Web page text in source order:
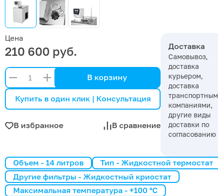
Цена
210 600 руб.
В корзину
Купить в один клик | Консультация
В избранное В сравнение
Доставка
Самовывоз,
доставка
курьером,
доставка
компаниями,
другие виды
доставки по
согласованию
Объем - 14 литров
Тип - Жидкостной термостат
Другие фильтры - Жидкостный криостат
Максимальная температура - +100 °С